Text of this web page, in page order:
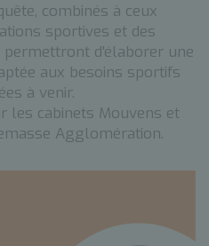
combinés à ceux
sportives et des
d'élaborer une
aux besoins sportifs
à venir.
les cabinets Mouvens et
Agglomération.